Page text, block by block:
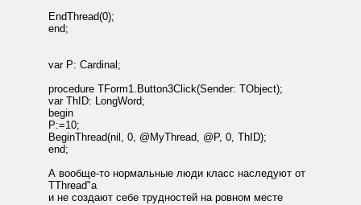
EndThread(0);
end;
var P: Cardinal;
procedure TForm1.Button3Click(Sender: TObject);
var ThID: LongWord;
begin
P:=10;
BeginThread(nil, 0, @MyThread, @P, 0, ThID);
end;
А вообще-то нормальные люди класс наследуют от
TThread"a
и не создают себе трудностей на ровном месте